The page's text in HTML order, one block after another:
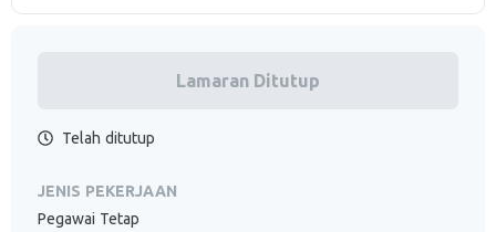
Lamaran Ditutup
Telah ditutup
JENIS PEKERJAAN
Pegawai Tetap